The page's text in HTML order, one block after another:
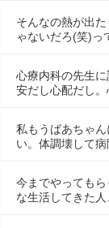
そんなの熱が出
ゃないだろ(笑)っ
心療内科の先生
安だし心配だし
私もうばあちゃ
い。体調壊して
今までやっても
な生活してきた